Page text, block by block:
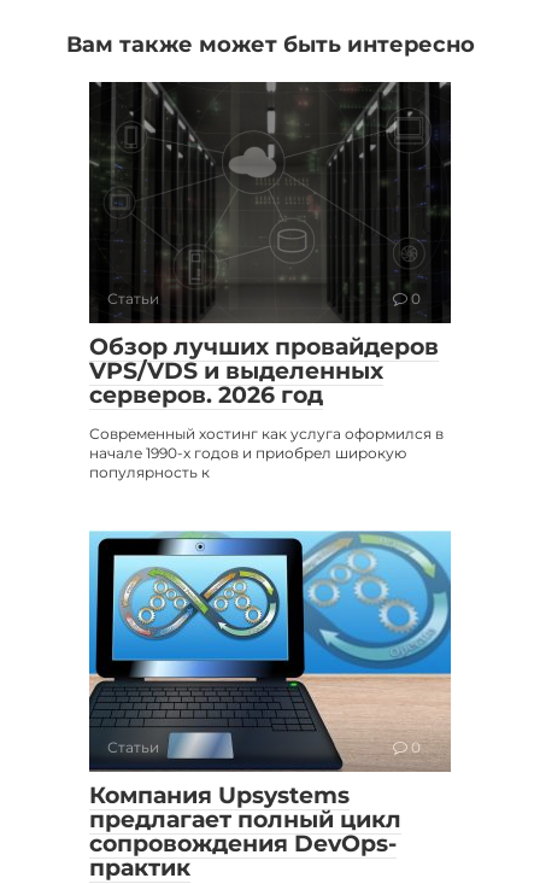
Вам также может быть интересно
Статьи 0
Обзор лучших провайдеров
VPS/VDS и выделенных
серверов. 2026 год
Современный хостинг как услуга оформился в
начале 1990-х годов и приобрел широкую
популярность к
Статьи 0
Компания Upsystems
предлагает полный цикл
сопровождения DevOps-
практик